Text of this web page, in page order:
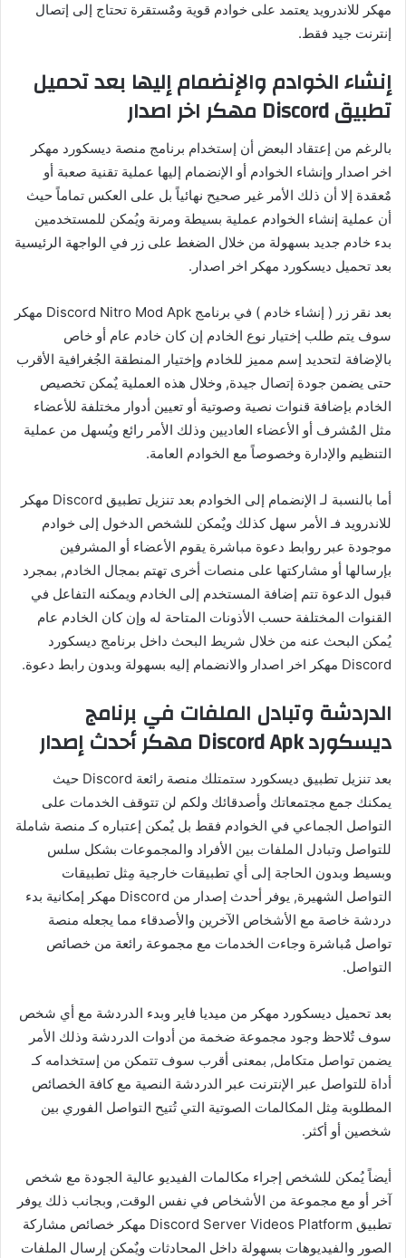
مهكر للاندرويد يعتمد على خوادم قوية ومٌستقرة تحتاج إلى إتصال
إنترنت جيد فقط.
إنشاء الخوادم والإنضمام إليها بعد تحميل
تطبيق Discord مهكر اخر اصدار
بالرغم من إعتقاد البعض أن إستخدام برنامج منصة ديسكورد مهكر
اخر اصدار وإنشاء الخوادم أو الإنضمام إليها عملية تقنية صعبة أو
مٌعقدة إلا أن ذلك الأمر غير صحيح نهائياً بل على العكس تماماً حيث
أن عملية إنشاء الخوادم عملية بسيطة ومرنة ويُمكن للمستخدمين
بدء خادم جديد بسهولة من خلال الضغط على زر في الواجهة الرئيسية
بعد تحميل ديسكورد مهكر اخر اصدار.
بعد نقر زر ( إنشاء خادم ) في برنامج Discord Nitro Mod Apk مهكر
سوف يتم طلب إختيار نوع الخادم إن كان خادم عام أو خاص
بالإضافة لتحديد إسم مميز للخادم وإختيار المنطقة الجُغرافية الأقرب
حتى يضمن جودة إتصال جيدة, وخلال هذه العملية يٌمكن تخصيص
الخادم بإضافة قنوات نصية وصوتية أو تعيين أدوار مختلفة للأعضاء
مثل المٌشرف أو الأعضاء العاديين وذلك الأمر رائع ويُسهل من عملية
التنظيم والإدارة وخصوصاً مع الخوادم العامة.
أما بالنسبة لـ الإنضمام إلى الخوادم بعد تنزيل تطبيق Discord مهكر
للاندرويد فـ الأمر سهل كذلك ويٌمكن للشخص الدخول إلى خوادم
موجودة عبر روابط دعوة مباشرة يقوم الأعضاء أو المشرفين
بإرسالها أو مشاركتها على منصات أخرى تهتم بمجال الخادم, بمجرد
قبول الدعوة تتم إضافة المستخدم إلى الخادم ويمكنه التفاعل في
القنوات المختلفة حسب الأذونات المتاحة له وإن كان الخادم عام
يُمكن البحث عنه من خلال شريط البحث داخل برنامج ديسكورد
Discord مهكر اخر اصدار والانضمام إليه بسهولة وبدون رابط دعوة.
الدردشة وتبادل الملفات في برنامج
ديسكورد Discord Apk مهكر أحدث إصدار
بعد تنزيل تطبيق ديسكورد ستمتلك منصة رائعة Discord حيث
يمكنك جمع مجتمعاتك وأصدقائك ولكم لن تتوقف الخدمات على
التواصل الجماعي في الخوادم فقط بل يٌمكن إعتباره كـ منصة شاملة
للتواصل وتبادل الملفات بين الأفراد والمجموعات بشكل سلس
وبسيط وبدون الحاجة إلى أي تطبيقات خارجية مِثل تطبيقات
التواصل الشهيرة, يوفر أحدث إصدار من Discord مهكر إمكانية بدء
دردشة خاصة مع الأشخاص الآخرين والأصدقاء مما يجعله منصة
تواصل مٌباشرة وجاءت الخدمات مع مجموعة رائعة من خصائص
التواصل.
بعد تحميل ديسكورد مهكر من ميديا فاير وبدء الدردشة مع أي شخص
سوف تٌلاحظ وجود مجموعة ضخمة من أدوات الدردشة وذلك الأمر
يضمن تواصل متكامل, بمعنى أقرب سوف تتمكن من إستخدامه كـ
أداة للتواصل عبر الإنترنت عبر الدردشة النصية مع كافة الخصائص
المطلوبة مِثل المكالمات الصوتية التي تُتيح التواصل الفوري بين
شخصين أو أكثر.
أيضاً يُمكن للشخص إجراء مكالمات الفيديو عالية الجودة مع شخص
آخر أو مع مجموعة من الأشخاص في نفس الوقت, وبجانب ذلك يوفر
تطبيق Discord Server Videos Platform مهكر خصائص مشاركة
الصور والفيديوهات بسهولة داخل المحادثات ويٌمكن إرسال الملفات